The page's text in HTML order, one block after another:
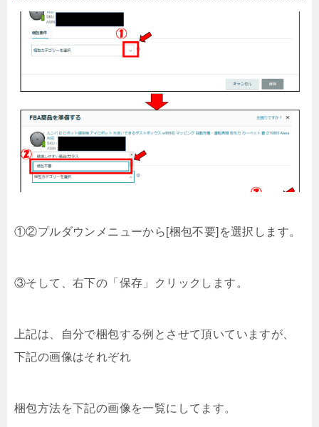
①②プルダウンメニューから[梱包不要]を選択します。
③そして、右下の「保存」クリックします。
上記は、自分で梱包する例とさせて頂いていますが、
下記の画像はそれぞれ
梱包方法を下記の画像を一覧にしてます。